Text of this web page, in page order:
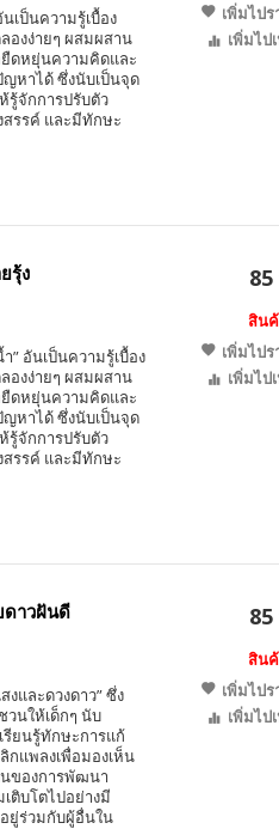
เป็นความรู้เบื้อง
องง่ายๆ ผสมผสาน
ดหยุ่นความคิดและ
หาได้ ซึ่งนับเป็นจุด
รู้จักการปรับตัว
รรค์ และมีทักษะ
เพิ่มไป
เพิ่มไป
รุ้ง
” อันเป็นความรู้เบื้อง
องง่ายๆ ผสมผสาน
ดหยุ่นความคิดและ
หาได้ ซึ่งนับเป็นจุด
รู้จักการปรับตัว
รรค์ และมีทักษะ
สิน
เพิ่มไป
เพิ่มไป
าวฝันดี
งและดวงดาว” ซึ่ง
วนให้เด็กๆ นับ
รียนรู้ทักษะการแก้
แพลงเพื่อมองเห็น
ของการพัฒนา
ติบโตไปอย่างมี
ยู่ร่วมกับผู้อื่นใน
สิน
เพิ่มไป
เพิ่มไป